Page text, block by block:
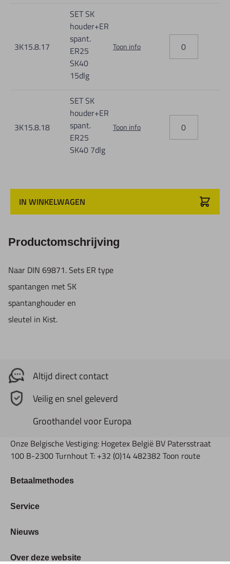
3K15.8.17
SET SK
houder+ER
spant.
ER25
SK40
15dlg
Toon info
3K15.8.18
SET SK
houder+ER
spant.
ER25
SK40 7dlg
Toon info
IN WINKELWAGEN
Productomschrijving
Naar DIN 69871. Sets ER type
spantangen met SK
spantanghouder en
sleutel in Kist.
Altijd direct contact
Veilig en snel geleverd
Groothandel voor Europa
Onze Belgische Vestiging: Hogetex België BV Patersstraat
100 B-2300 Turnhout T: +32 (0)14 482382 Toon route
Betaalmethodes
Bestellen & Betalen
Contract herroepen
Levertijden
Service
Over Hogetex
FAQ
Nieuws
Beurzen
Over deze website